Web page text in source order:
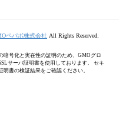
ペパボ株式会社 All Rights Reserved.
暗号化と実在性の証明のため、GMOグロ
サーバ証明書を使用しております。 セキ
明書の検証結果をご確認ください。